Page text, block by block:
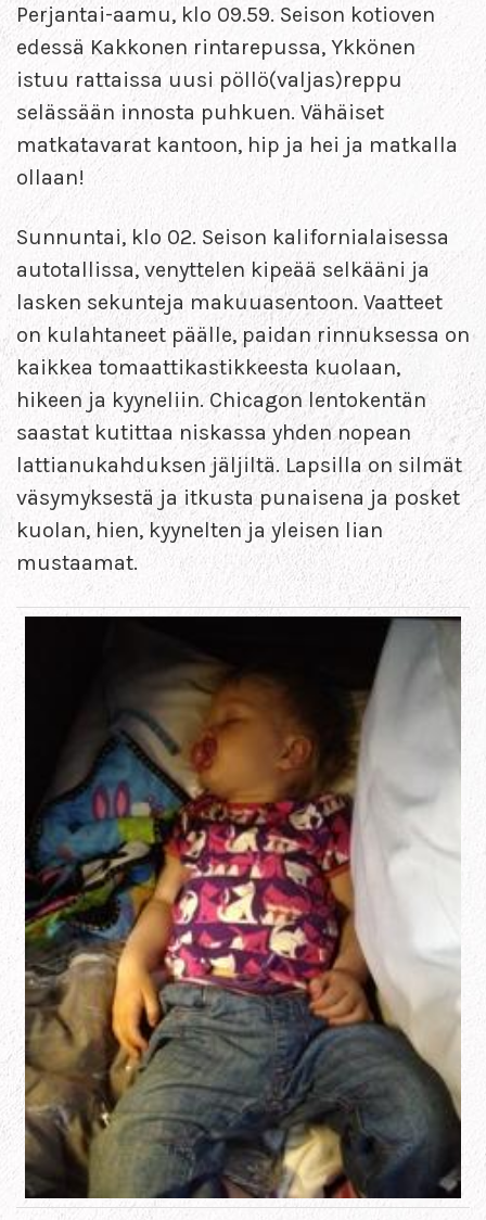
Perjantai-aamu, klo 09.59. Seison kotioven
edessä Kakkonen rintarepussa, Ykkönen
istuu rattaissa uusi pöllö(valjas)reppu
selässään innosta puhkuen. Vähäiset
matkatavarat kantoon, hip ja hei ja matkalla
ollaan!
Sunnuntai, klo 02. Seison kalifornialaisessa
autotallissa, venyttelen kipeää selkääni ja
lasken sekunteja makuuasentoon. Vaatteet
on kulahtaneet päälle, paidan rinnuksessa on
kaikkea tomaattikastikkeesta kuolaan,
hikeen ja kyyneliin. Chicagon lentokentän
saastat kutittaa niskassa yhden nopean
lattianukahduksen jäljiltä. Lapsilla on silmät
väsymyksestä ja itkusta punaisena ja posket
kuolan, hien, kyynelten ja yleisen lian
mustaamat.